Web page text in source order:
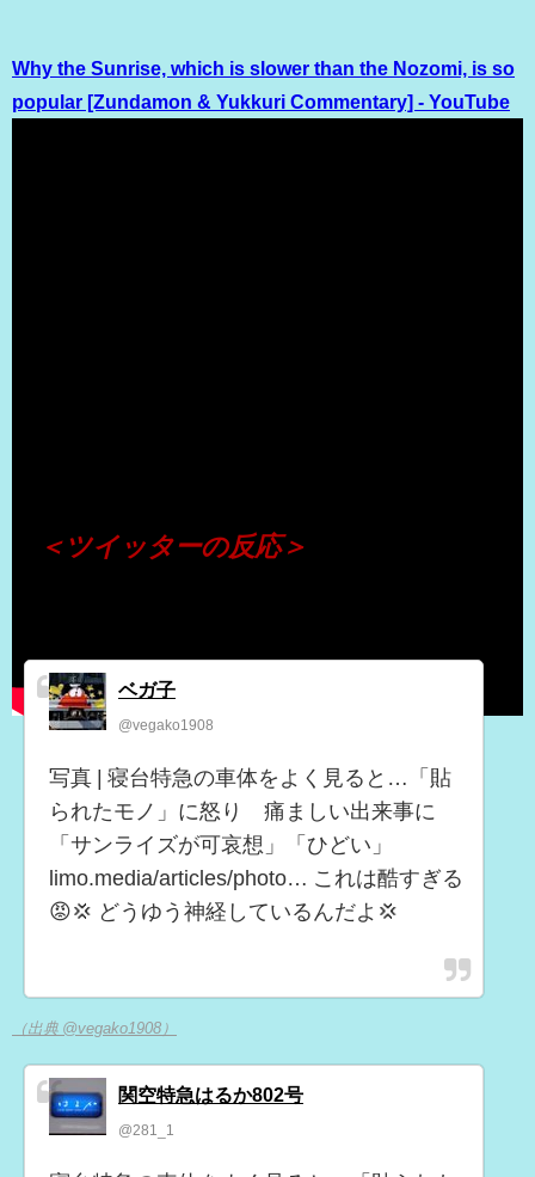
Why the Sunrise, which is slower than the Nozomi, is so
popular [Zundamon & Yukkuri Commentary] - YouTube
＜ツイッターの反応＞
ベガ子
@vegako1908
写真 | 寝台特急の車体をよく見ると…「貼
られたモノ」に怒り 痛ましい出来事に
「サンライズが可哀想」「ひどい」
limo.media/articles/photo… これは酷すぎる
😡💢 どうゆう神経しているんだよ💢
（出典 @vegako1908）
関空特急はるか802号
@281_1